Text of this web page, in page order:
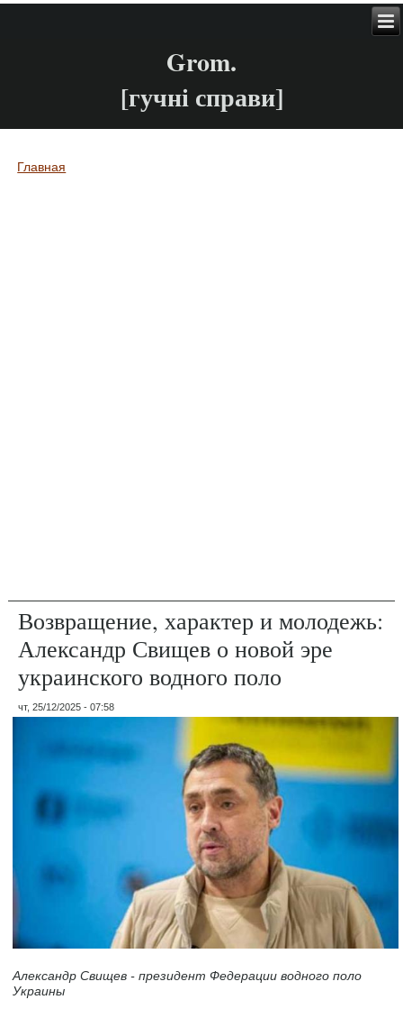
Grom.
[гучні справи]
Вы здесь
Главная
Возвращение, характер и молодежь:
Александр Свищев о новой эре
украинского водного поло
чт, 25/12/2025 - 07:58
Александр Свищев - президент Федерации водного поло
Украины